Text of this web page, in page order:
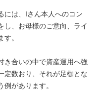
には、Iさん本人へのコン
し、お母様のご意向、ライ
。
き合いの中で資産運用へ強
定数おり、それが足枷とな
があります。